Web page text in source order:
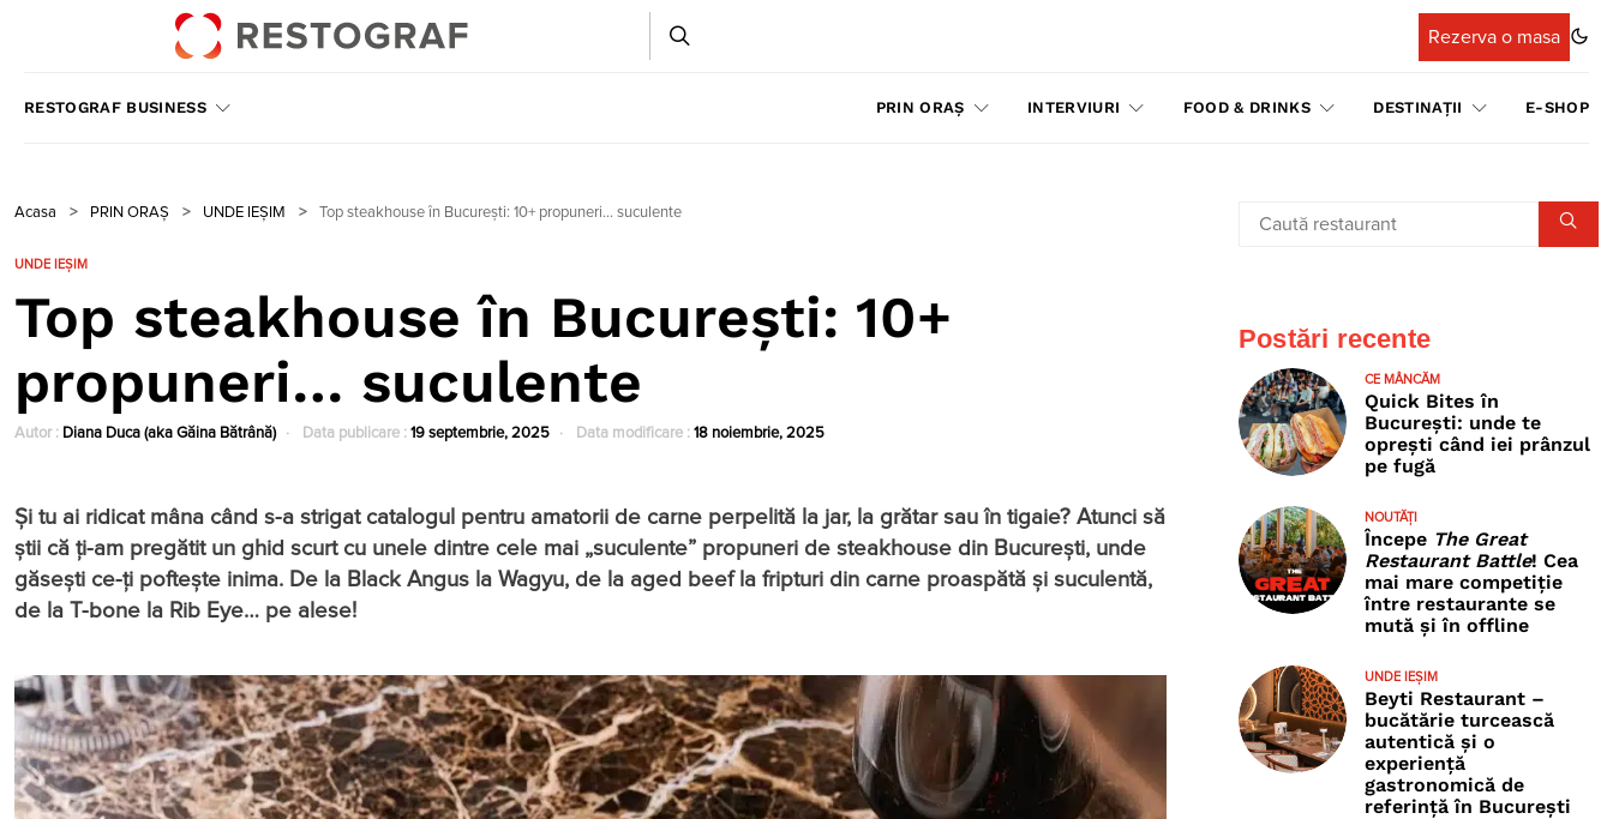
Rezerva o masa
RESTOGRAF BUSINESS PRIN ORAȘ INTERVIURI FOOD & DRINKS DESTINAȚII E-SHOP
Acasa > PRIN ORAȘ > UNDE IEȘIM > Top steakhouse în Bucureşti: 10+ propuneri… suculente
UNDE IEȘIM
Top steakhouse în Bucureşti: 10+
propuneri… suculente
Autor : Diana Duca (aka Găina Bătrână) Data publicare : 19 septembrie, 2025 Data modificare : 18 noiembrie, 2025
Și tu ai ridicat mâna când s-a strigat catalogul pentru amatorii de carne perpelită la jar, la grătar sau în tigaie? Atunci să
știi că ți-am pregătit un ghid scurt cu unele dintre cele mai „suculente” propuneri de steakhouse din București, unde
găsești ce-ți poftește inima. De la Black Angus la Wagyu, de la aged beef la fripturi din carne proaspătă și suculentă,
de la T-bone la Rib Eye… pe alese!
Postări recente
CE MÂNCĂM
Quick Bites în
București: unde te
oprești când iei prânzul
pe fugă
NOUTĂȚI
Începe The Great
Restaurant Battle! Cea
mai mare competiție
între restaurante se
mută și în offline
UNDE IEȘIM
Beyti Restaurant –
bucătărie turcească
autentică și o
experiență
gastronomică de
referință în București